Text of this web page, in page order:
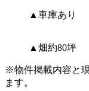
▲車庫あり
▲畑約80坪
※物件掲載内容と
ます。